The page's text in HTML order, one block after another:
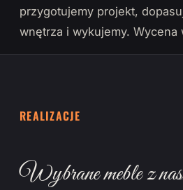
przygotujemy projekt,
wnętrza i wykujemy. Wycena
REALIZACJE
Wybrane meble z